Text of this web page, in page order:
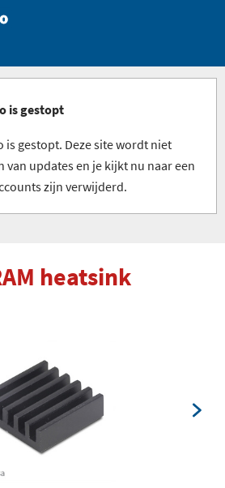
is gestopt
is gestopt. Deze site wordt niet
van updates en je kijkt nu naar een
zijn verwijderd.
heatsink